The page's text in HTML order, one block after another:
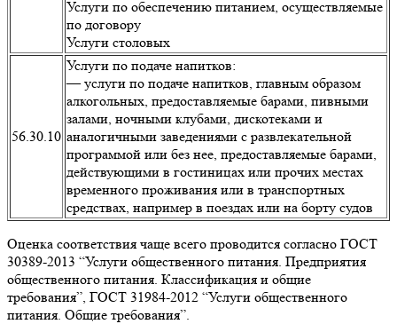
Услуги по обеспечению питанием, осуществляемые
по договору
Услуги столовых
56.30.10
Услуги по подаче напитков:
— услуги по подаче напитков, главным образом
алкогольных, предоставляемые барами, пивными
залами, ночными клубами, дискотеками и
аналогичными заведениями с развлекательной
программой или без нее, предоставляемые барами,
действующими в гостиницах или прочих местах
временного проживания или в транспортных
средствах, например в поездах или на борту судов
Оценка соответствия чаще всего проводится согласно ГОСТ
30389-2013 “Услуги общественного питания. Предприятия
общественного питания. Классификация и общие
требования”, ГОСТ 31984-2012 “Услуги общественного
питания. Общие требования”.